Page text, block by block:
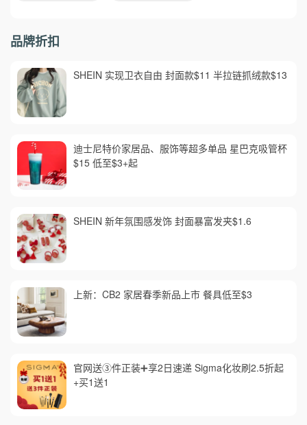
品牌折扣
SHEIN 实现卫衣自由 封面款$11 半拉链抓绒款$13
迪士尼特价家居品、服饰等超多单品 星巴克吸管杯
$15 低至$3+起
SHEIN 新年氛围感发饰 封面暴富发夹$1.6
上新：CB2 家居春季新品上市 餐具低至$3
官网送③件正装➕享2日速递 Sigma化妆刷2.5折起
+买1送1